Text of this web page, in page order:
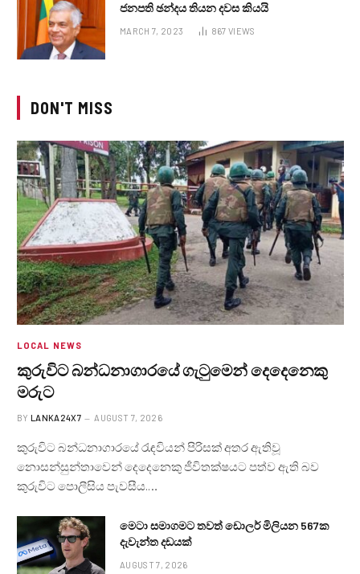
ජනපති ඡන්දය තියන දවස කියයි
MARCH 7, 2023 867 VIEWS
DON'T MISS
LOCAL NEWS
කුරුවිට බන්ධනාගාරයේ ගැටුමෙන් දෙදෙනෙකු
මරුට
BY LANKA24X7 AUGUST 7, 2026
කුරුවිට බන්ධනාගාරයේ රැඳවියන් පිරිසක් අතර ඇතිවූ
නොසන්සුන්තාවෙන් දෙදෙනෙකු ජීවිතක්ෂයට පත්ව ඇති බව
කුරුවිට පොලීසිය පැවසීය.…
මෙටා සමාගමට තවත් ඩොලර් මිලියන 567ක
දැවැන්ත දඩයක්
AUGUST 7, 2026